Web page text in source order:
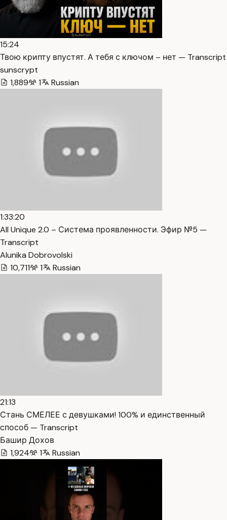
15:24
Твою крипту впустят. А тебя с ключом – нет — Transcript
sunscrypt
1,889
1 Russian
1:33:20
All Unique 2.0 – Система проявленности. Эфир №5 —
Transcript
Alunika Dobrovolski
10,711
1 Russian
21:13
Стань СМЕЛЕЕ с девушками! 100% и единственный
способ — Transcript
Башир Дохов
1,924
1 Russian